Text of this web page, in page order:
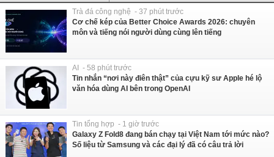
Trà đá công nghệ - 37 phút trước
Cơ chế kép của Better Choice Awards 2026: chuyên
môn và tiếng nói người dùng cùng lên tiếng
AI - 58 phút trước
Tin nhắn “nơi này điên thật” của cựu kỹ sư Apple hé lộ
văn hóa dùng AI bên trong OpenAI
Tin tổng hợp - 1 giờ trước
Galaxy Z Fold8 đang bán chạy tại Việt Nam tới mức nào?
Số liệu từ Samsung và các đại lý đã có câu trả lời